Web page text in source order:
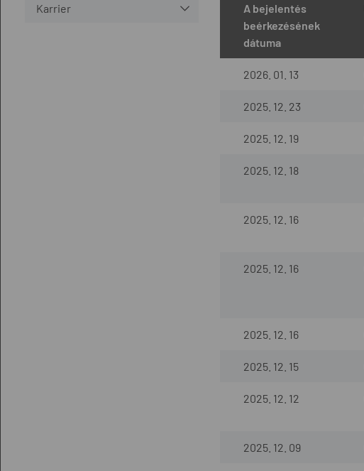
Karrier
A bejelentés
beérkezésének
dátuma
2026. 01. 13
2025. 12. 23
2025. 12. 19
2025. 12. 18
2025. 12. 16
2025. 12. 16
2025. 12. 16
2025. 12. 15
2025. 12. 12
2025. 12. 09